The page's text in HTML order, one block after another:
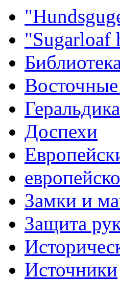
"Sugarloaf
Геральдика
Доспехи
Замки и
Защита
Источники